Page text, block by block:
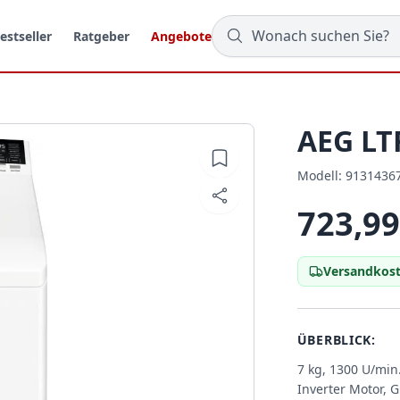
Ratgeber Angebote
AEG
Modell:
Modell:
723,99
ÜBERBLICK:
7 kg, 1300 U/
Inverter Motor,